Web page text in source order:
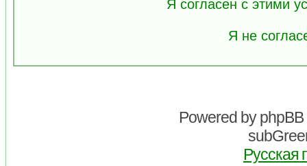
Я согласен с этими
Я не
Powered byphpBB
Русская